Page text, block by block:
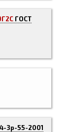
ГОСТ
3р-55-2001